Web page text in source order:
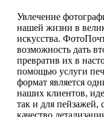
Увлечение
нашей жизни в
искусства.
возможность дать
превратив их в
помощью услуги
формат является
наших клиентов,
так и для пейзажей,